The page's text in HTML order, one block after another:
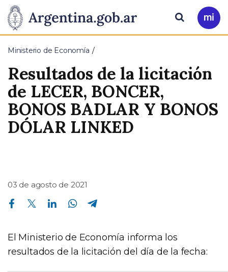
Presidencia
de
la
Nación
Pasar al contenido principal
Ir
a
Buscar
Ministerio de Economía
Resultados de la licitación
de LECER, BONCER,
BONOS BADLAR Y BONOS
DÓLAR LINKED
03 de agosto de 2021
Compartir en Facebook Compartir en Twitter Compartir en Linkedin Compartir en Whatsapp
El Ministerio de Economía informa los
resultados de la licitación del día de la fecha: